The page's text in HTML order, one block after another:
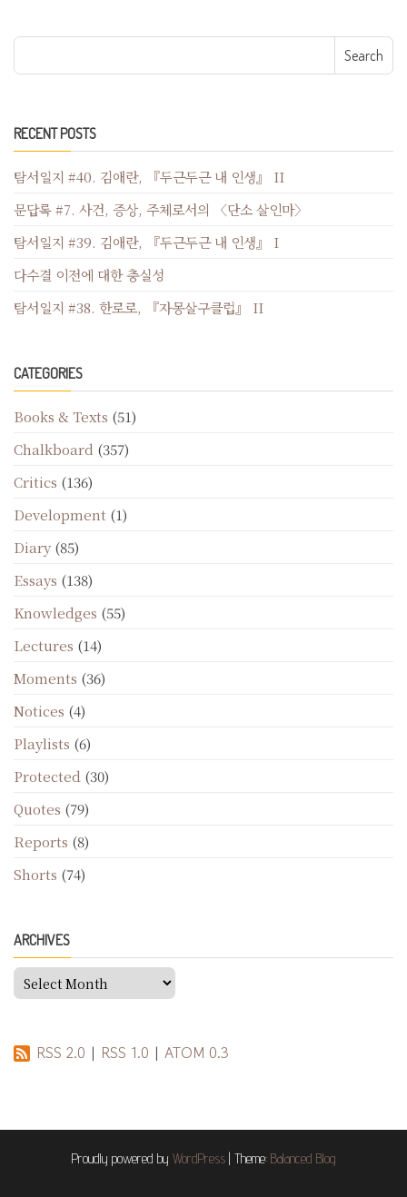
RECENT POSTS
탐서일지 #40. 김애란, 『두근두근 내 인생』 II
문답록 #7. 사건, 증상, 주체로서의 〈단소 살인마〉
탐서일지 #39. 김애란, 『두근두근 내 인생』 I
다수결 이전에 대한 충실성
탐서일지 #38. 한로로, 『자몽살구클럽』 II
CATEGORIES
Books & Texts (51)
Chalkboard (357)
Critics (136)
Development (1)
Diary (85)
Essays (138)
Knowledges (55)
Lectures (14)
Moments (36)
Notices (4)
Playlists (6)
Protected (30)
Quotes (79)
Reports (8)
Shorts (74)
ARCHIVES
Archives
RSS 2.0 | RSS 1.0 | ATOM 0.3
Proudly powered by WordPress Theme: Balanced Blog